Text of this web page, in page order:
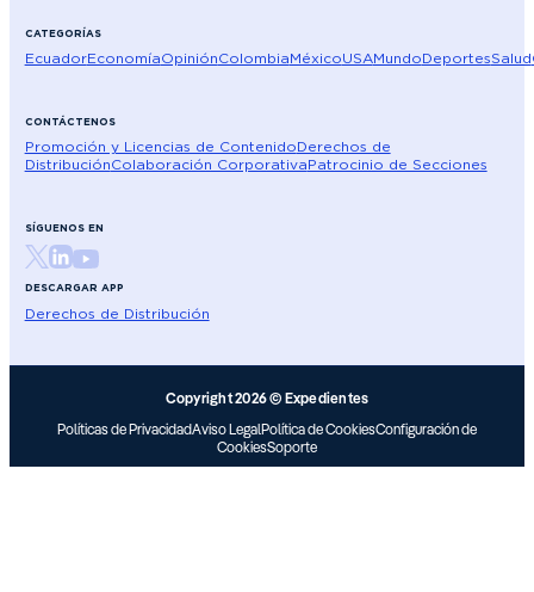
CATEGORÍAS
EcuadorEconomíaOpiniónColombiaMéxicoUSAMundoDeportesSalud
CONTÁCTENOS
Promoción y Licencias de ContenidoDerechos de
DistribuciónColaboración CorporativaPatrocinio de Secciones
SÍGUENOS EN
DESCARGAR APP
Derechos de Distribución
Copyright 2026 © Expedientes
Políticas de PrivacidadAviso LegalPolítica de CookiesConfiguración de
CookiesSoporte